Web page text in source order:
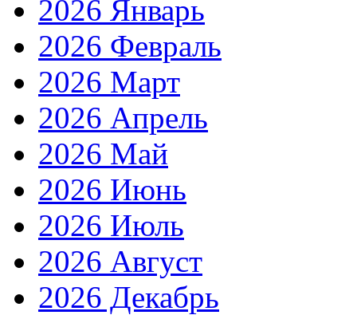
2026 Январь
2026 Февраль
2026 Март
2026 Апрель
2026 Май
2026 Июнь
2026 Июль
2026 Август
2026 Декабрь